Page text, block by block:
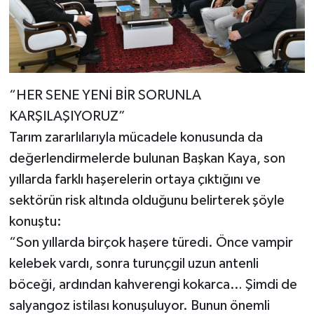
“HER SENE YENİ BİR SORUNLA
KARŞILAŞIYORUZ”
Tarım zararlılarıyla mücadele konusunda da
değerlendirmelerde bulunan Başkan Kaya, son
yıllarda farklı haşerelerin ortaya çıktığını ve
sektörün risk altında olduğunu belirterek şöyle
konuştu:
“Son yıllarda birçok haşere türedi. Önce vampir
kelebek vardı, sonra turunçgil uzun antenli
böceği, ardından kahverengi kokarca… Şimdi de
salyangoz istilası konuşuluyor. Bunun önemli